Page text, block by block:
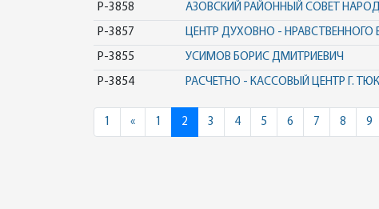
Р-3858 АЗОВСКИЙ РАЙОННЫЙ СОВЕТ
Р-3857 ЦЕНТР ДУХОВНО - НРАВСТВЕННОГО
Р-3855 УСИМОВ БОРИС ДМИТРИЕВИЧ
Р-3854 РАСЧЕТНО - КАССОВЫЙ ЦЕНТР Г.
1 «Previous
1 2 3 4 5 6 7 8 9